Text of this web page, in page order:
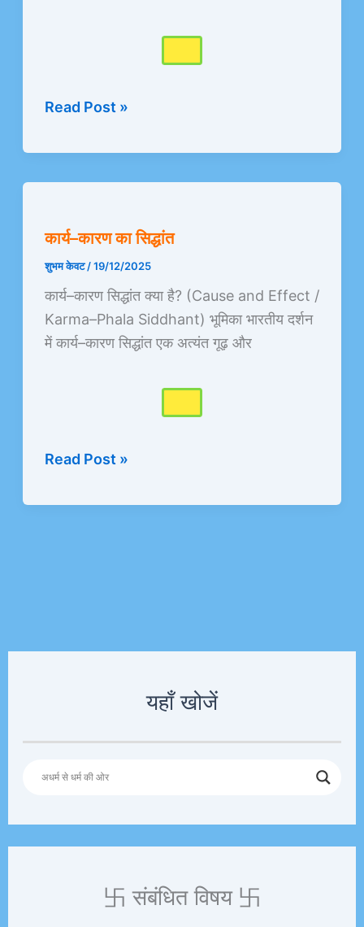
Read Post »
कार्य–कारण का सिद्धांत
शुभम केवट/19/12/2025
कार्य–कारण सिद्धांत क्या है? (Cause and Effect /
Karma–Phala Siddhant) भूमिका भारतीय दर्शन
में कार्य–कारण सिद्धांत एक अत्यंत गूढ़ और
का
सिद्धांत
Read Post »
यहाँ खोजें
卐 संबंधित विषय 卐